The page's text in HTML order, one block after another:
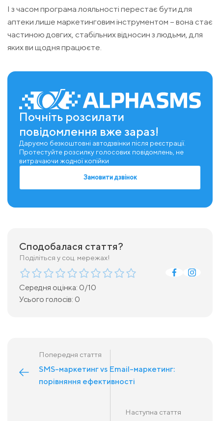
І з часом програма лояльності перестає бути для
аптеки лише маркетинговим інструментом – вона стає
частиною довгих, стабільних відносин з людьми, для
яких ви щодня працюєте.
Почніть розсилати
повідомлення вже зараз!
Даруємо безкоштовні автодзвінки після реєстрації.
Протестуйте розсилку голосових повідомлень, не
витрачаючи жодної копійки
Замовити дзвінок
Сподобалася стаття?
Поділіться у соц. мережах!
Середня оцінка: 0/10
Усього голосів: 0
Попередня стаття
SMS-маркетинг vs Email-маркетинг:
порівняння ефективності
Наступна стаття